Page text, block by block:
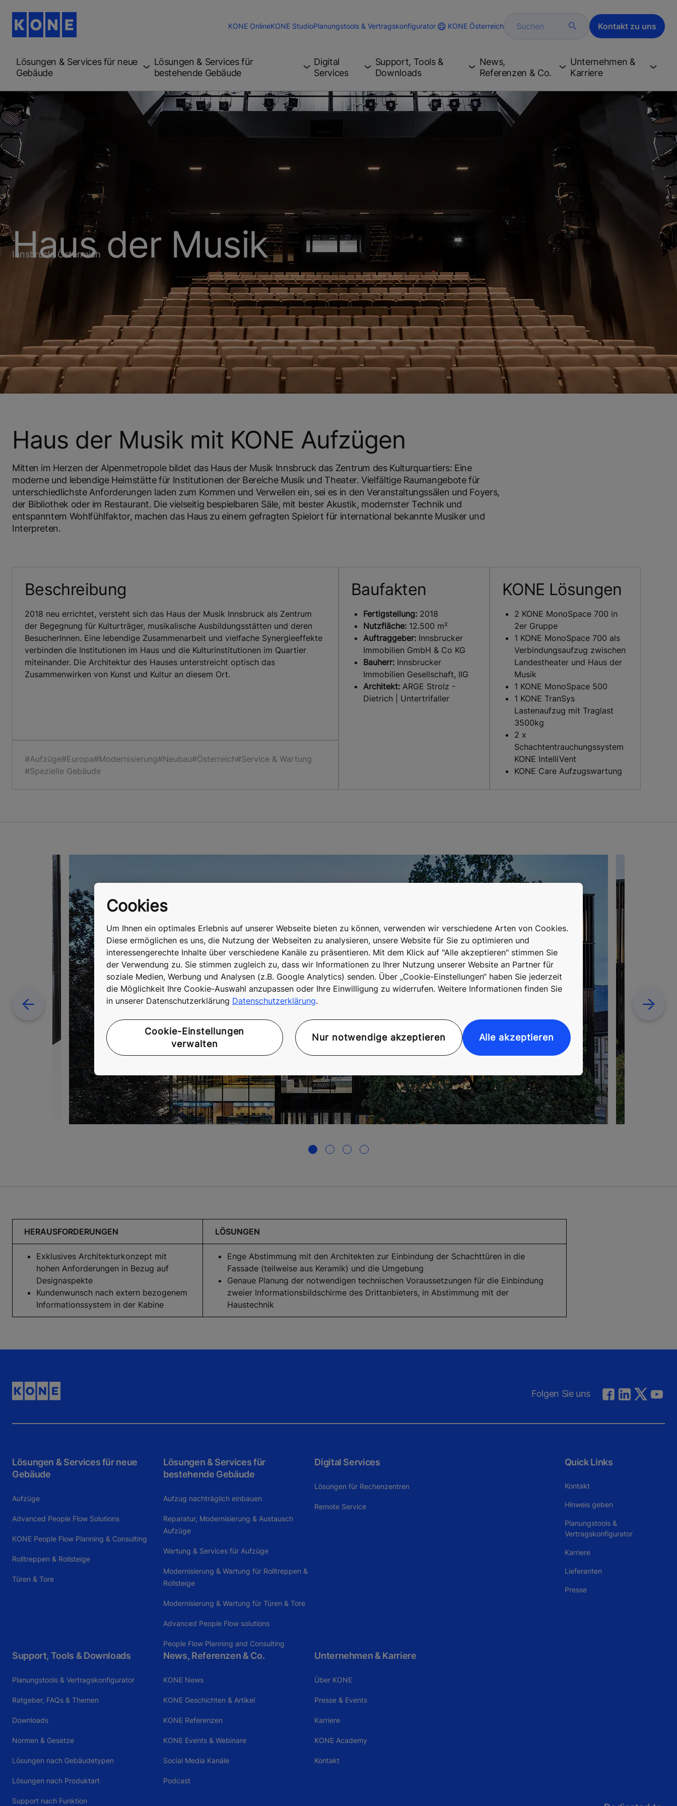
KONE OnlineKONE StudioPlanungstools & Vertragskonfigurator KONE Österreich Suchen Kontakt zu uns
Lösungen & Services für neue
Gebäude
Lösungen & Services für
bestehende Gebäude
Digital
Services
Support, Tools &
Downloads
News,
Referenzen & Co.
Unternehmen &
Karriere
KONE Referenzen HDM Innsbruck
Haus der Musik
Innsbruck, Österreich
Haus der Musik mit KONE Aufzügen
Mitten im Herzen der Alpenmetropole bildet das Haus der Musik Innsbruck das Zentrum des Kulturquartiers: Eine
moderne und lebendige Heimstätte für Institutionen der Bereiche Musik und Theater. Vielfältige Raumangebote für
unterschiedlichste Anforderungen laden zum Kommen und Verweilen ein, sei es in den Veranstaltungssälen und Foyers,
der Bibliothek oder im Restaurant. Die vielseitig bespielbaren Säle, mit bester Akustik, modernster Technik und
entspanntem Wohlfühlfaktor, machen das Haus zu einem gefragten Spielort für international bekannte Musiker und
Interpreten.
Beschreibung
2018 neu errichtet, versteht sich das Haus der Musik Innsbruck als Zentrum
der Begegnung für Kulturträger, musikalische Ausbildungsstätten und deren
BesucherInnen. Eine lebendige Zusammenarbeit und vielfache Synergieeffekte
verbinden die Institutionen im Haus und die Kulturinstitutionen im Quartier
miteinander. Die Architektur des Hauses unterstreicht optisch das
Zusammenwirken von Kunst und Kultur an diesem Ort.
#Aufzüge#Europa#Modernisierung#Neubau#Österreich#Service & Wartung
#Spezielle Gebäude
Baufakten
Fertigstellung: 2018
Nutzfläche: 12.500 m²
Auftraggeber: Innsbrucker
Immobilien GmbH & Co KG
Bauherr: Innsbrucker
Immobilien Gesellschaft, IIG
Architekt: ARGE Strolz -
Dietrich | Untertrifaller
KONE Lösungen
2 KONE MonoSpace 700 in
2er Gruppe
1 KONE MonoSpace 700 als
Verbindungsaufzug zwischen
Landestheater und Haus der
Musik
1 KONE MonoSpace 500
1 KONE TranSys
Lastenaufzug mit Traglast
3500kg
2 x
Schachtentrauchungssystem
KONE IntelliVent
KONE Care Aufzugswartung
Previous
HERAUSFORDERUNGEN LÖSUNGEN
Exklusives Architekturkonzept mit
hohen Anforderungen in Bezug auf
Designaspekte
Kundenwunsch nach extern bezogenem
Informationssystem in der Kabine
Enge Abstimmung mit den Architekten zur Einbindung der Schachttüren in die
Fassade (teilweise aus Keramik) und die Umgebung
Genaue Planung der notwendigen technischen Voraussetzungen für die Einbindung
zweier Informationsbildschirme des Drittanbieters, in Abstimmung mit der
Haustechnik
Folgen Sie uns
Lösungen & Services für neue
Gebäude
Aufzüge
Advanced People Flow Solutions
KONE People Flow Planning & Consulting
Rolltreppen & Rollsteige
Türen & Tore
Lösungen & Services für
bestehende Gebäude
Aufzug nachträglich einbauen
Reparatur, Modernisierung & Austausch
Aufzüge
Wartung & Services für Aufzüge
Modernisierung & Wartung für Rolltreppen &
Rollsteige
Modernisierung & Wartung für Türen & Tore
Advanced People Flow solutions
People Flow Planning and Consulting
Digital Services
Lösungen für Rechenzentren
Remote Service
Support, Tools & Downloads
Planungstools & Vertragskonfigurator
Ratgeber, FAQs & Themen
Downloads
Normen & Gesetze
Lösungen nach Gebäudetypen
Lösungen nach Produktart
Support nach Funktion
News, Referenzen & Co.
KONE News
KONE Geschichten & Artikel
KONE Referenzen
KONE Events & Webinare
Social Media Kanäle
Podcast
Unternehmen & Karriere
Über KONE
Presse & Events
Karriere
KONE Academy
Kontakt
Quick Links
Kontakt
Hinweis geben
Planungstools &
Vertragskonfigurator
Karriere
Lieferanten
Presse
Cookies
Um Ihnen ein optimales Erlebnis auf unserer Webseite bieten zu können, verwenden wir verschiedene Arten von Cookies.
Diese ermöglichen es uns, die Nutzung der Webseiten zu analysieren, unsere Website für Sie zu optimieren und
interessengerechte Inhalte über verschiedene Kanäle zu präsentieren. Mit dem Klick auf "Alle akzeptieren" stimmen Sie
der Verwendung zu. Sie stimmen zugleich zu, dass wir Informationen zu Ihrer Nutzung unserer Website an Partner für
soziale Medien, Werbung und Analysen (z.B. Google Analytics) senden. Über „Cookie-Einstellungen“ haben Sie jederzeit
die Möglichkeit Ihre Cookie-Auswahl anzupassen oder Ihre Einwilligung zu widerrufen. Weitere Informationen finden Sie
in unserer Datenschutzerklärung Datenschutzerklärung.
Cookie-Einstellungen
verwalten
Nur notwendige akzeptieren Alle akzeptieren